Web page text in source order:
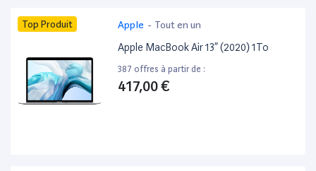
Top Produit Apple - Tout en un
Apple MacBook Air 13” (2020) 1To
387 offres à partir de :
417,00 €